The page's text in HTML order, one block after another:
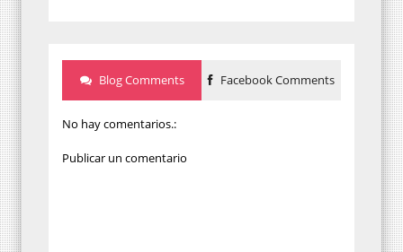
Blog Comments Facebook Comments
No hay comentarios.:
Publicar un comentario